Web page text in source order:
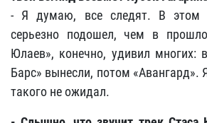
- Я думаю, все следят. В этом
серьезно подошел, чем в
Юлаев», конечно, удивил многих:
Барс» вынесли, потом «Авангард».
такого не ожидал.